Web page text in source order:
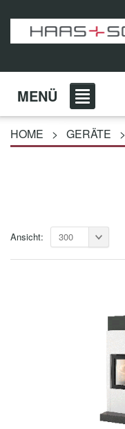
MENÜ
HOME > GERÄTE >
Ansicht: 300